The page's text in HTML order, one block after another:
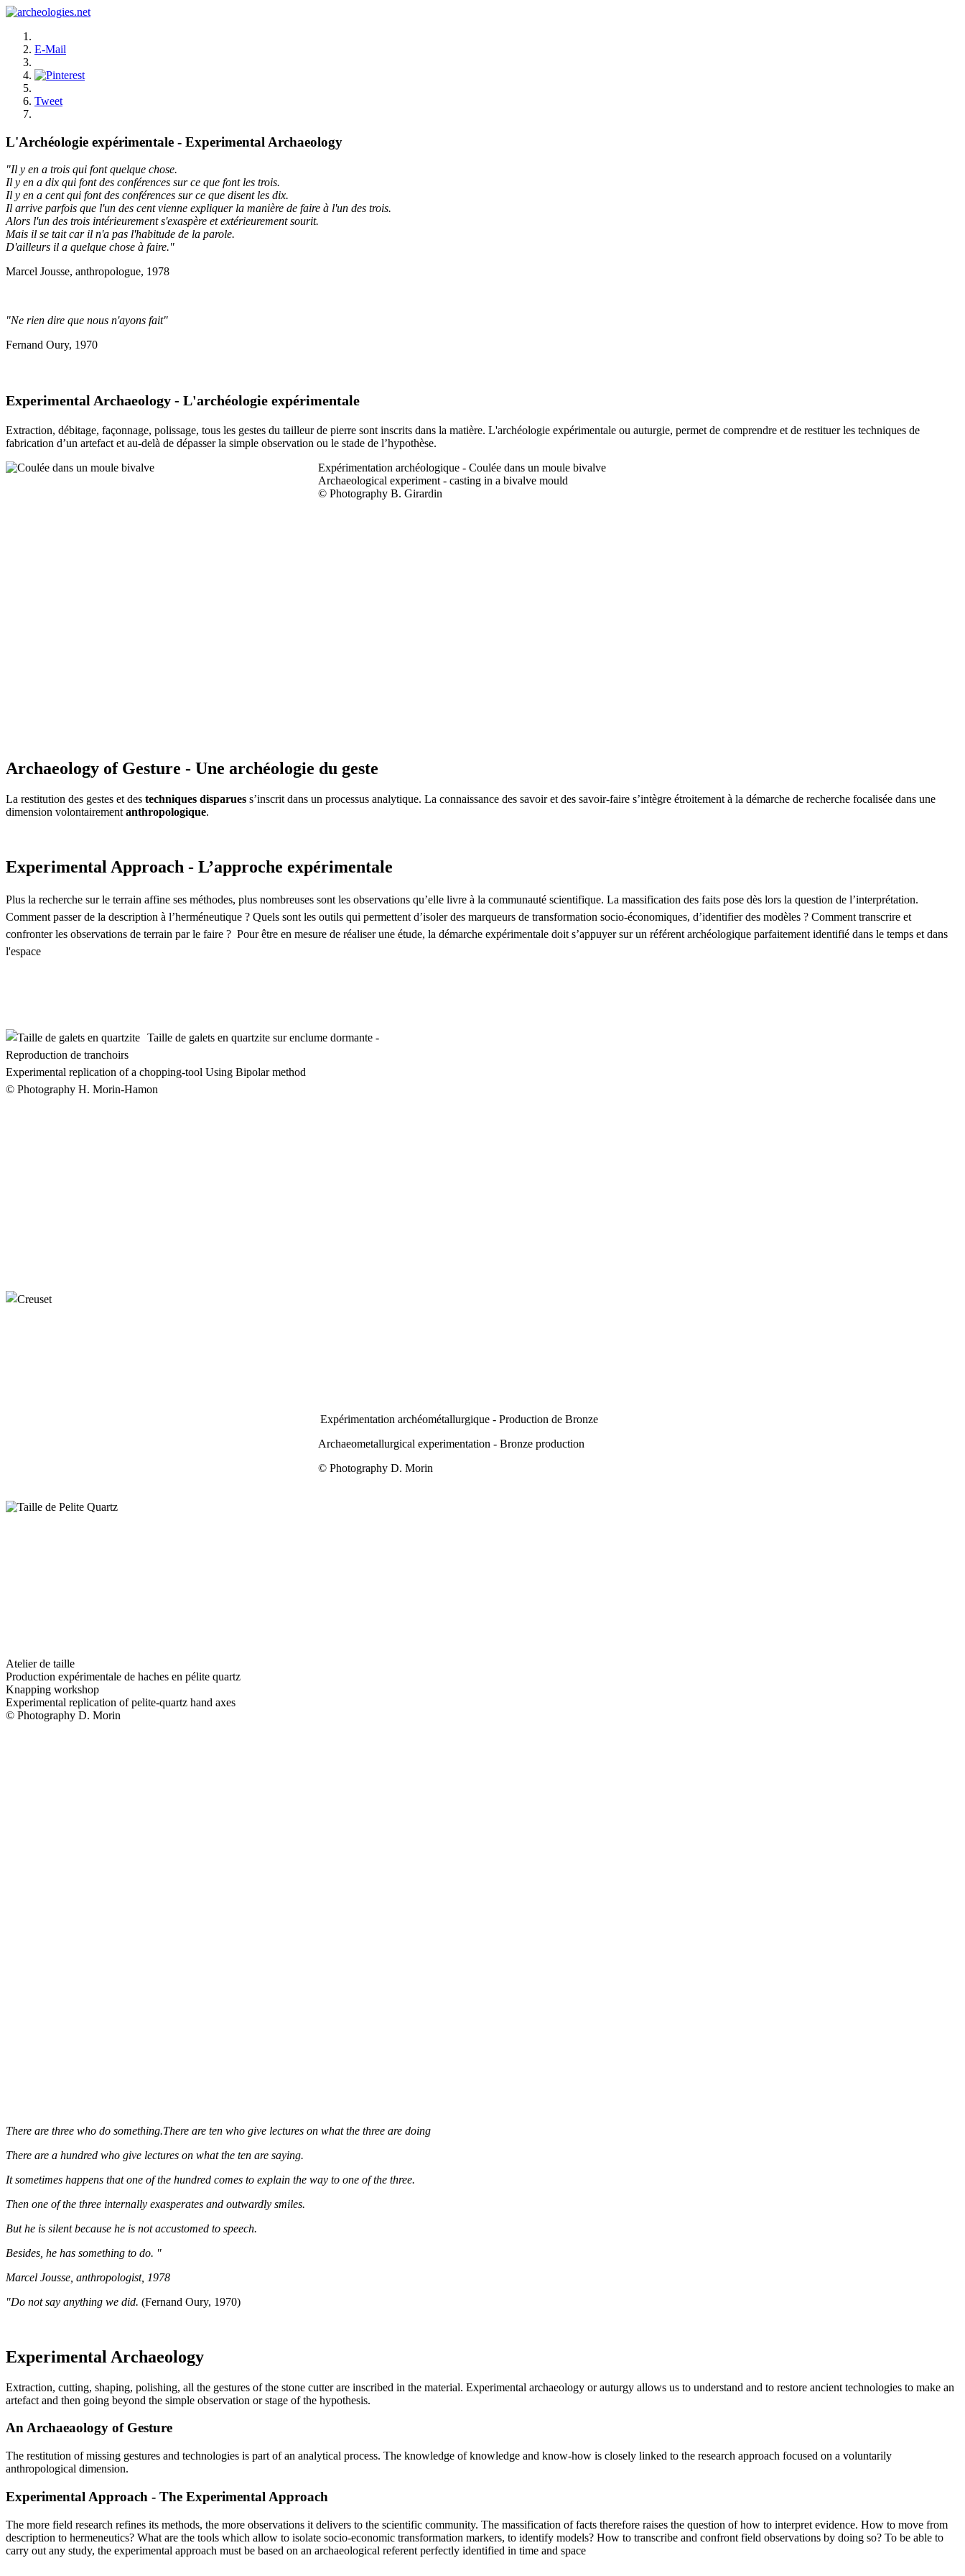
E-Mail
Tweet
L'Archéologie expérimentale - Experimental Archaeology
"Il y en a trois qui font quelque chose.
Il y en a dix qui font des conférences sur ce que font les trois.
Il y en a cent qui font des conférences sur ce que disent les dix.
Il arrive parfois que l'un des cent vienne expliquer la manière de faire à l'un des trois.
Alors l'un des trois intérieurement s'exaspère et extérieurement sourit.
Mais il se tait car il n'a pas l'habitude de la parole.
D'ailleurs il a quelque chose à faire."
Marcel Jousse, anthropologue, 1978
"Ne rien dire que nous n'ayons fait"
Fernand Oury, 1970
Experimental Archaeology - L'archéologie expérimentale
Extraction, débitage, façonnage, polissage, tous les gestes du tailleur de pierre sont inscrits dans la matière. L'archéologie expérimentale ou auturgie, permet de comprendre et de restituer les techniques de
fabrication d’un artefact et au-delà de dépasser la simple observation ou le stade de l’hypothèse.
Expérimentation archéologique - Coulée dans un moule bivalve
Archaeological experiment - casting in a bivalve mould
© Photography B. Girardin
Archaeology of Gesture - Une archéologie du geste
La restitution des gestes et des techniques disparues s’inscrit dans un processus analytique. La connaissance des savoir et des savoir-faire s’intègre étroitement à la démarche de recherche focalisée dans une
dimension volontairement anthropologique.
Experimental Approach - L’approche expérimentale
Plus la recherche sur le terrain affine ses méthodes, plus nombreuses sont les observations qu’elle livre à la communauté scientifique. La massification des faits pose dès lors la question de l’interprétation.
Comment passer de la description à l’herméneutique ? Quels sont les outils qui permettent d’isoler des marqueurs de transformation socio-économiques, d’identifier des modèles ? Comment transcrire et
confronter les observations de terrain par le faire ? Pour être en mesure de réaliser une étude, la démarche expérimentale doit s’appuyer sur un référent archéologique parfaitement identifié dans le temps et dans
l'espace
Taille de galets en quartzite sur enclume dormante -
Reproduction de tranchoirs
Experimental replication of a chopping-tool Using Bipolar method
© Photography H. Morin-Hamon
Expérimentation archéométallurgique - Production de Bronze
Archaeometallurgical experimentation - Bronze production
© Photography D. Morin
Atelier de taille
Production expérimentale de haches en pélite quartz
Knapping workshop
Experimental replication of pelite-quartz hand axes
© Photography D. Morin
There are three who do something.There are ten who give lectures on what the three are doing
There are a hundred who give lectures on what the ten are saying.
It sometimes happens that one of the hundred comes to explain the way to one of the three.
Then one of the three internally exasperates and outwardly smiles.
But he is silent because he is not accustomed to speech.
Besides, he has something to do. "
Marcel Jousse, anthropologist, 1978
"Do not say anything we did. (Fernand Oury, 1970)
Experimental Archaeology
Extraction, cutting, shaping, polishing, all the gestures of the stone cutter are inscribed in the material. Experimental archaeology or auturgy allows us to understand and to restore ancient technologies to make an
artefact and then going beyond the simple observation or stage of the hypothesis.
An Archaeaology of Gesture
The restitution of missing gestures and technologies is part of an analytical process. The knowledge of knowledge and know-how is closely linked to the research approach focused on a voluntarily
anthropological dimension.
Experimental Approach - The Experimental Approach
The more field research refines its methods, the more observations it delivers to the scientific community. The massification of facts therefore raises the question of how to interpret evidence. How to move from
description to hermeneutics? What are the tools which allow to isolate socio-economic transformation markers, to identify models? How to transcribe and confront field observations by doing so? To be able to
carry out any study, the experimental approach must be based on an archaeological referent perfectly identified in time and space